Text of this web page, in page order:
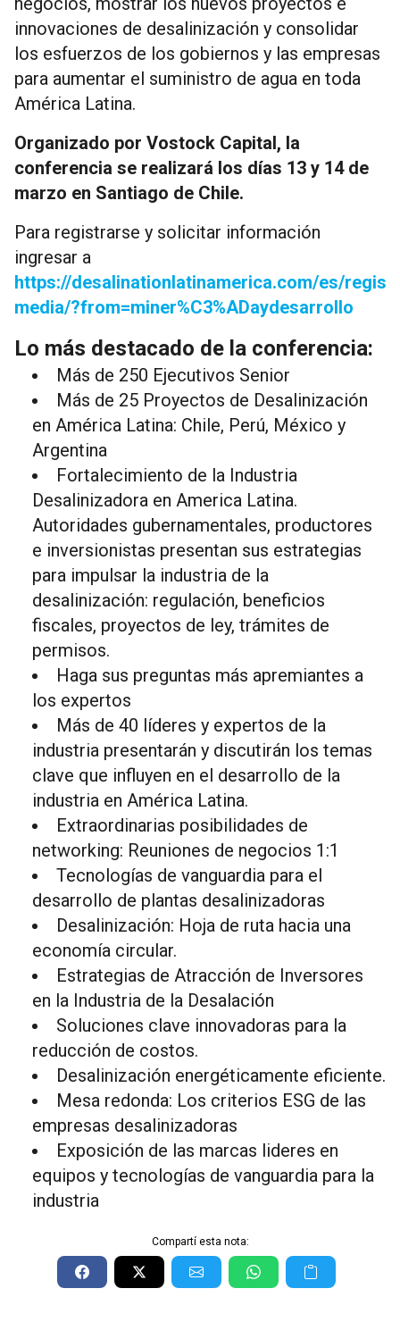
innovaciones de desalinización y consolidar
los esfuerzos de los gobiernos y las empresas
para aumentar el suministro de agua en toda
América Latina.
Organizado por Vostock Capital, la
conferencia se realizará los días 13 y 14 de
marzo en Santiago de Chile.
Para registrarse y solicitar información
ingresar a
https://desalinationlatinamerica.com/es/
media/?from=miner%C3%ADaydesarrollo
Lo más destacado de la conferencia:
Más de 250 Ejecutivos Senior
Más de 25 Proyectos de Desalinización
en América Latina: Chile, Perú, México y
Argentina
Fortalecimiento de la Industria
Desalinizadora en America Latina.
Autoridades gubernamentales, productores
e inversionistas presentan sus estrategias
para impulsar la industria de la
desalinización: regulación, beneficios
fiscales, proyectos de ley, trámites de
permisos.
Haga sus preguntas más apremiantes a
los expertos
Más de 40 líderes y expertos de la
industria presentarán y discutirán los temas
clave que influyen en el desarrollo de la
industria en América Latina.
Extraordinarias posibilidades de
networking: Reuniones de negocios 1:1
Tecnologías de vanguardia para el
desarrollo de plantas desalinizadoras
Desalinización: Hoja de ruta hacia una
economía circular.
Estrategias de Atracción de Inversores
en la Industria de la Desalación
Soluciones clave innovadoras para la
reducción de costos.
Desalinización energéticamente eficiente.
Mesa redonda: Los criterios ESG de las
empresas desalinizadoras
Exposición de las marcas lideres en
equipos y tecnologías de vanguardia para la
industria
Compartí esta nota: